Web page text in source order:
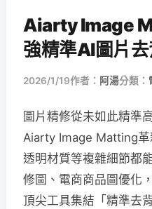
Aiarty Image
強精準AI圖片
2026/1/19作者： 阿湯分類：
圖片精修從未如此精準
Aiarty Image Matting革
透明材質等複雜細節都
修圖、電商商品圖優化
頂尖工具集結「精準去